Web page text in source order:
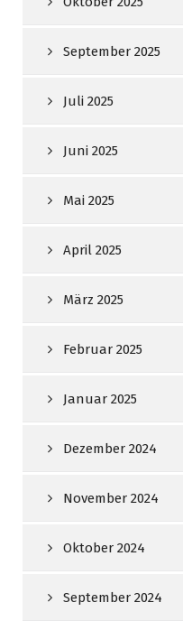
September 2025
Juli 2025
Juni 2025
Mai 2025
April 2025
März 2025
Februar 2025
Januar 2025
Dezember 2024
November 2024
Oktober 2024
September 2024